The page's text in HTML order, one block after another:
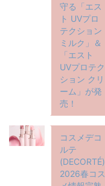
守る「エス
ト UVプロ
テクション
ミルク」＆
「エスト
UVプロテク
ション クリ
ーム」が発
売！
コスメデコ
ルテ
(DECORTÉ)
2026春コス